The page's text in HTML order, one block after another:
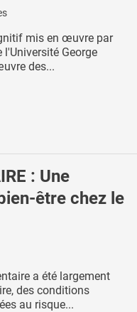
mis en œuvre par
George
des...
: Une
être chez le
a été largement
des conditions
au risque...